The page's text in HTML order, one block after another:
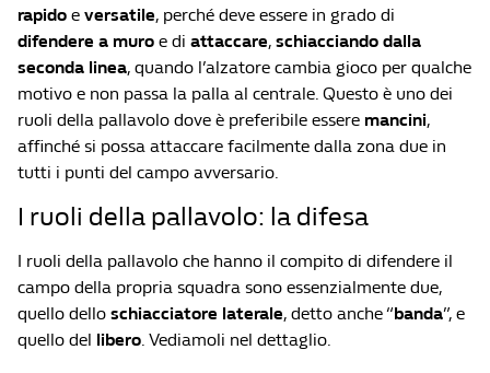
rapido e versatile, perché deve essere in grado di
difendere a muro e di attaccare, schiacciando dalla
seconda linea, quando l’alzatore cambia gioco per qualche
motivo e non passa la palla al centrale. Questo è uno dei
ruoli della pallavolo dove è preferibile essere mancini,
affinché si possa attaccare facilmente dalla zona due in
tutti i punti del campo avversario.
I ruoli della pallavolo: la difesa
I ruoli della pallavolo che hanno il compito di difendere il
campo della propria squadra sono essenzialmente due,
quello dello schiacciatore laterale, detto anche “banda”, e
quello del libero. Vediamoli nel dettaglio.